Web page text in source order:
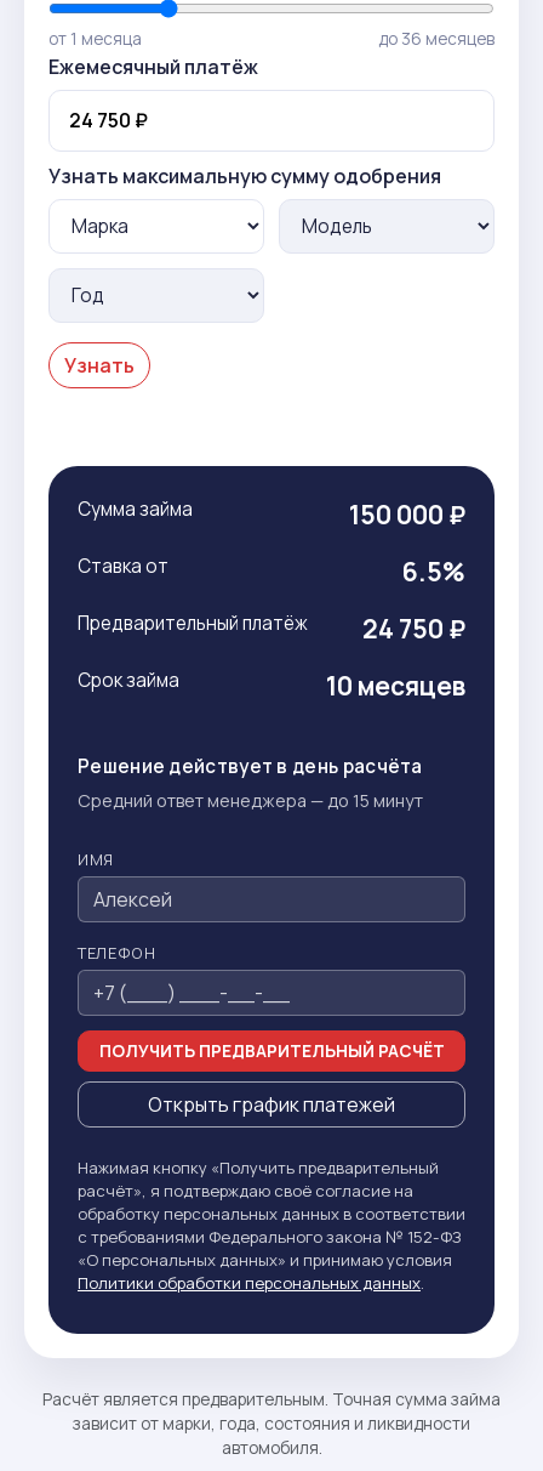
от 1 месяца до 36 месяцев
Ежемесячный платёж
Узнать максимальную сумму одобрения
Узнать
Сумма займа 150 000 ₽
Ставка от 6.5%
Предварительный платёж 24 750 ₽
Срок займа 10 месяцев
Решение действует в день расчёта
Средний ответ менеджера — до 15 минут
ИМЯ
ТЕЛЕФОН
ПОЛУЧИТЬ ПРЕДВАРИТЕЛЬНЫЙ РАСЧЁТ
Открыть график платежей
Нажимая кнопку «Получить предварительный
расчёт», я подтверждаю своё согласие на
обработку персональных данных в соответствии
с требованиями Федерального закона № 152-ФЗ
«О персональных данных» и принимаю условия
Политики обработки персональных данных.
Расчёт является предварительным. Точная сумма займа
зависит от марки, года, состояния и ликвидности
автомобиля.